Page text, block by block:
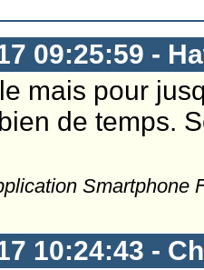
09:25:59 -
mais pour
de temps.
Smartphone
10:24:43 -